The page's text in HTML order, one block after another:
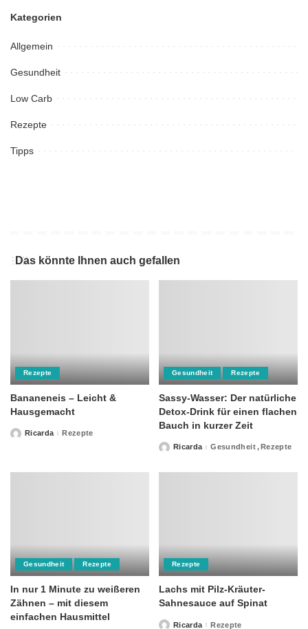
Kategorien
Allgemein
Gesundheit
Low Carb
Rezepte
Tipps
Das könnte Ihnen auch gefallen
Rezepte
Bananeneis – Leicht &
Hausgemacht
PostedRicarda Rezepte
Gesundheit Rezepte
Sassy-Wasser: Der natürliche
Detox-Drink für einen flachen
Bauch in kurzer Zeit
PostedRicarda Gesundheit Rezepte
Gesundheit Rezepte
In nur 1 Minute zu weißeren
Zähnen – mit diesem
einfachen Hausmittel
Rezepte
Lachs mit Pilz-Kräuter-
Sahnesauce auf Spinat
PostedRicarda Rezepte